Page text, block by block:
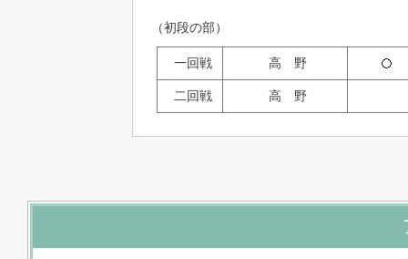
（初段の部）
一回戦 高 野
二回戦 高 野